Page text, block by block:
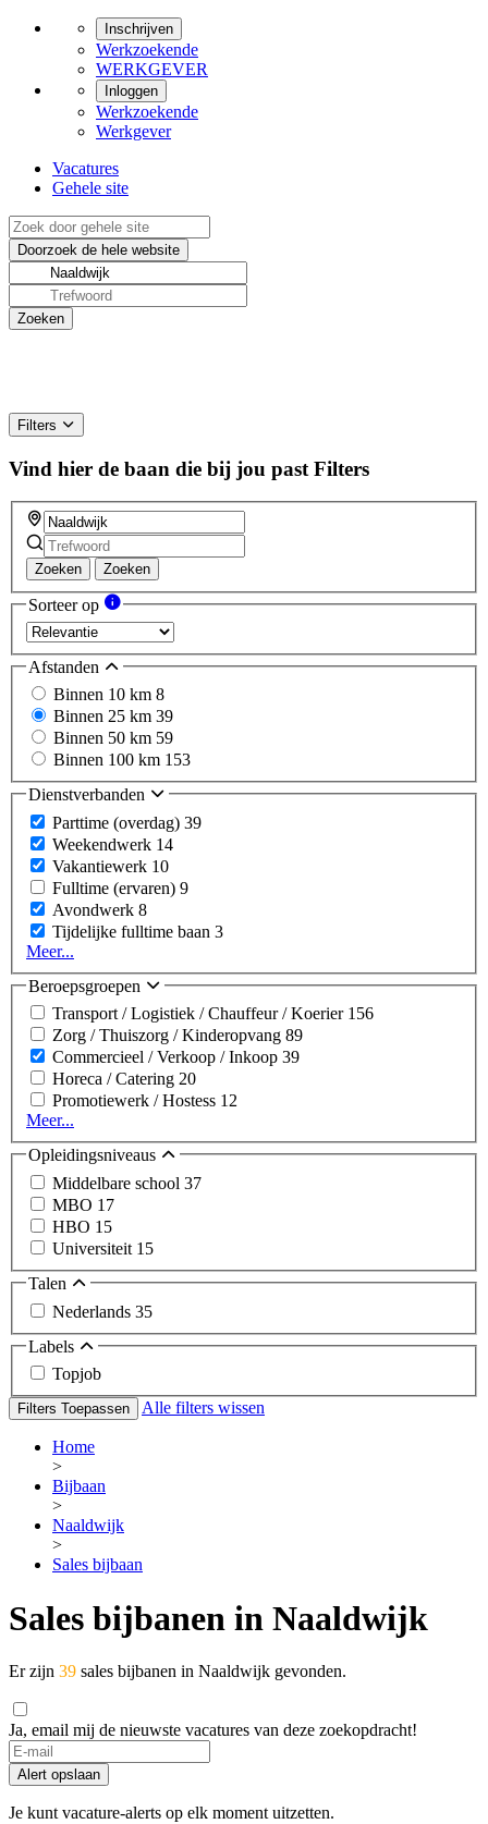
Inschrijven
Werkzoekende
WERKGEVER
Inloggen
Werkzoekende
Werkgever
Vacatures
Gehele site
Filters
Vind hier de baan die bij jou past Filters
Zoeken Zoeken
Sorteer op
Afstanden
Binnen 10 km 8
Binnen 25 km 39
Binnen 50 km 59
Binnen 100 km 153
Dienstverbanden
Parttime (overdag) 39
Weekendwerk 14
Vakantiewerk 10
Fulltime (ervaren) 9
Avondwerk 8
Tijdelijke fulltime baan 3
Meer...
Beroepsgroepen
Transport / Logistiek / Chauffeur / Koerier 156
Zorg / Thuiszorg / Kinderopvang 89
Commercieel / Verkoop / Inkoop 39
Horeca / Catering 20
Promotiewerk / Hostess 12
Meer...
Opleidingsniveaus
Middelbare school 37
MBO 17
HBO 15
Universiteit 15
Talen
Nederlands 35
Labels
Topjob
Filters Toepassen Alle filters wissen
Home
>
Bijbaan
>
Naaldwijk
>
Sales bijbaan
Sales bijbanen in Naaldwijk
Er zijn 39 sales bijbanen in Naaldwijk gevonden.
Ja, email mij de nieuwste vacatures van deze zoekopdracht!
Alert opslaan
Je kunt vacature-alerts op elk moment uitzetten.